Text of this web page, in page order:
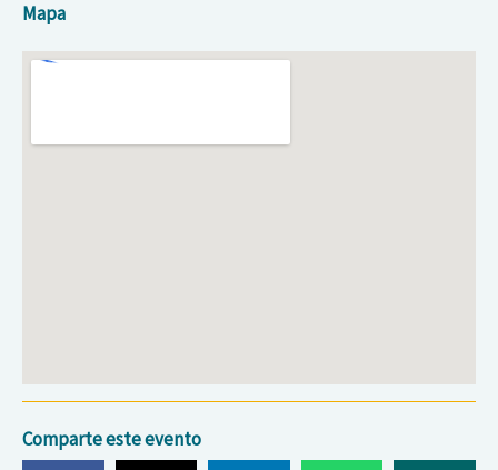
Mapa
Comparte este evento